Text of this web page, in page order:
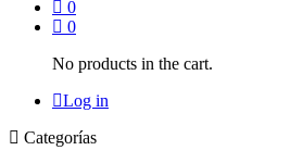
0
0
No products in the cart.
Log in
Categorías